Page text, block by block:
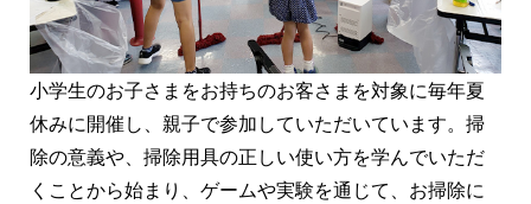
小学生のお子さまをお持ちのお客さまを対象に毎年夏
休みに開催し、親子で参加していただいています。掃
除の意義や、掃除用具の正しい使い方を学んでいただ
くことから始まり、ゲームや実験を通じて、お掃除に